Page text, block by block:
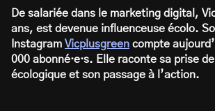
De salariée dans le marketing digital,
ans, est devenue influenceuse écolo.
Instagram Vicplusgreen compte
000 abonné·e·s. Elle raconte sa prise
écologique et son passage à l’action.